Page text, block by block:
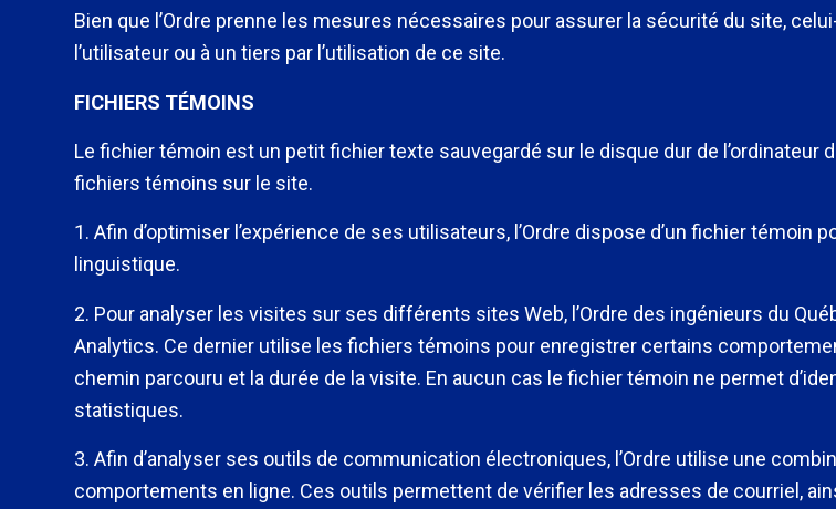
Bien que l’Ordre prenne les mesures nécessaires pour assurer la sécurité du site,
l’utilisateur ou à un tiers par l’utilisation de ce site.
FICHIERS TÉMOINS
Le fichier témoin est un petit fichier texte sauvegardé sur le disque dur de
fichiers témoins sur le site.
1. Afin d’optimiser l’expérience de ses utilisateurs, l’Ordre dispose d’un fichier
linguistique.
2. Pour analyser les visites sur ses différents sites Web, l’Ordre des ingénieurs du
Analytics. Ce dernier utilise les fichiers témoins pour enregistrer certains
chemin parcouru et la durée de la visite. En aucun cas le fichier témoin ne permet
statistiques.
3. Afin d’analyser ses outils de communication électroniques, l’Ordre utilise une
comportements en ligne. Ces outils permettent de vérifier les adresses de courriel,